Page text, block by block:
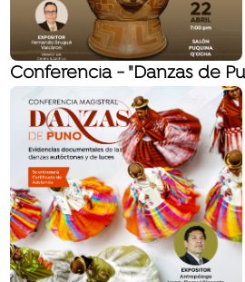
Conferencia - "Danzas de